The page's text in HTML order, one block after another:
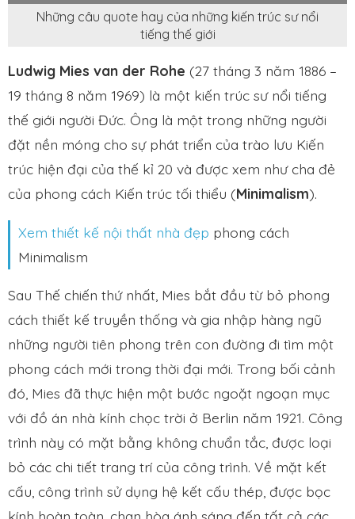
Những câu quote hay của những kiến trúc sư nổi
tiếng thế giới
Ludwig Mies van der Rohe (27 tháng 3 năm 1886 –
19 tháng 8 năm 1969) là một kiến trúc sư nổi tiếng
thế giới người Đức. Ông là một trong những người
đặt nền móng cho sự phát triển của trào lưu Kiến
trúc hiện đại của thế kỉ 20 và được xem như cha đẻ
của phong cách Kiến trúc tối thiểu (Minimalism).
Xem thiết kế nội thất nhà đẹp phong cách
Minimalism
Sau Thế chiến thứ nhất, Mies bắt đầu từ bỏ phong
cách thiết kế truyền thống và gia nhập hàng ngũ
những người tiên phong trên con đường đi tìm một
phong cách mới trong thời đại mới. Trong bối cảnh
đó, Mies đã thực hiện một bước ngoặt ngoạn mục
với đồ án nhà kính chọc trời ở Berlin năm 1921. Công
trình này có mặt bằng không chuẩn tắc, được loại
bỏ các chi tiết trang trí của công trình. Về mặt kết
cấu, công trình sử dụng hệ kết cấu thép, được bọc